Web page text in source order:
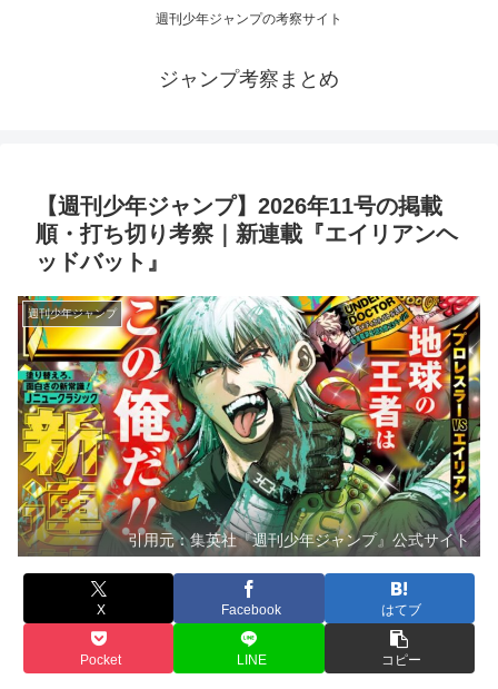
週刊少年ジャンプの考察サイト
ジャンプ考察まとめ
【週刊少年ジャンプ】2026年11号の掲載
順・打ち切り考察｜新連載『エイリアンヘ
ッドバット』
週刊少年ジャンプ
引用元：集英社『週刊少年ジャンプ』公式サイト
X Facebook はてブ
Pocket LINE コピー